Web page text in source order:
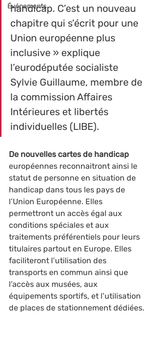
Événements
handicap. C’est un nouveau
chapitre qui s’écrit pour une
Union européenne plus
inclusive » explique
l’eurodéputée socialiste
Sylvie Guillaume, membre de
la commission Affaires
Intérieures et libertés
individuelles (LIBE).
De nouvelles cartes de handicap
européennes reconnaitront ainsi le
statut de personne en situation de
handicap dans tous les pays de
l’Union Européenne. Elles
permettront un accès égal aux
conditions spéciales et aux
traitements préférentiels pour leurs
titulaires partout en Europe. Elles
faciliteront l’utilisation des
transports en commun ainsi que
l’accès aux musées, aux
équipements sportifs, et l’utilisation
de places de stationnement dédiées.